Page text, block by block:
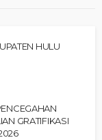
HULU
GRATIFIKASI